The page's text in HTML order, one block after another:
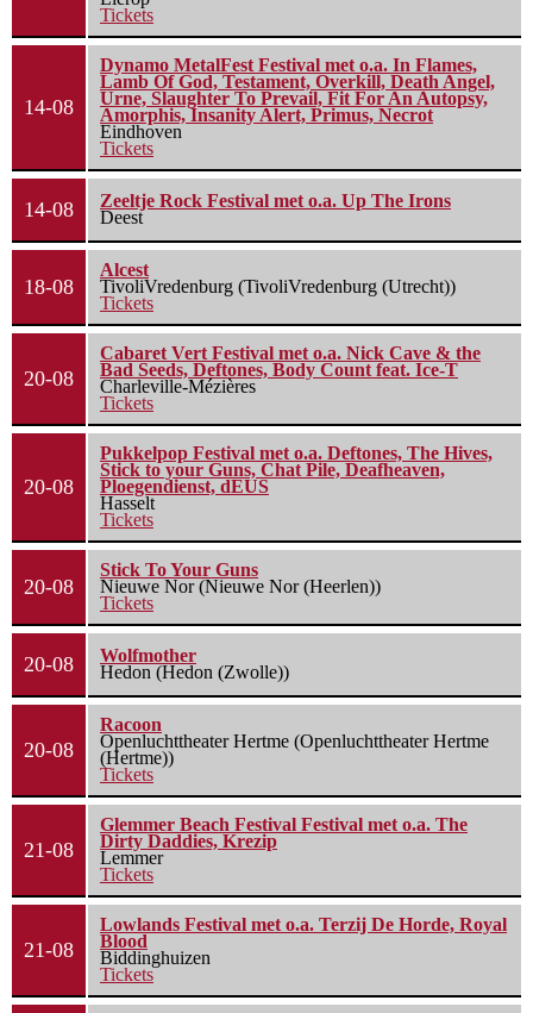
Tickets
14-08
Dynamo MetalFest Festival met o.a. In Flames,
Lamb Of God, Testament, Overkill, Death Angel,
Urne, Slaughter To Prevail, Fit For An Autopsy,
Amorphis, Insanity Alert, Primus, Necrot
Eindhoven
Tickets
14-08
Zeeltje Rock Festival met o.a. Up The Irons
Deest
18-08
Alcest
TivoliVredenburg (TivoliVredenburg (Utrecht))
Tickets
20-08
Cabaret Vert Festival met o.a. Nick Cave & the
Bad Seeds, Deftones, Body Count feat. Ice-T
Charleville-Mézières
Tickets
20-08
Pukkelpop Festival met o.a. Deftones, The Hives,
Stick to your Guns, Chat Pile, Deafheaven,
Ploegendienst, dEUS
Hasselt
Tickets
20-08
Stick To Your Guns
Nieuwe Nor (Nieuwe Nor (Heerlen))
Tickets
20-08
Wolfmother
Hedon (Hedon (Zwolle))
20-08
Racoon
Openluchttheater Hertme (Openluchttheater Hertme
(Hertme))
Tickets
21-08
Glemmer Beach Festival Festival met o.a. The
Dirty Daddies, Krezip
Lemmer
Tickets
21-08
Lowlands Festival met o.a. Terzij De Horde, Royal
Blood
Biddinghuizen
Tickets